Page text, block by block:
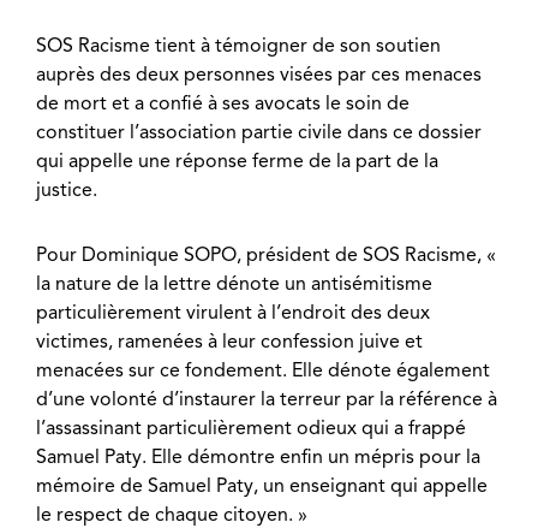
SOS Racisme tient à témoigner de son soutien
auprès des deux personnes visées par ces menaces
de mort et a confié à ses avocats le soin de
constituer l’association partie civile dans ce dossier
qui appelle une réponse ferme de la part de la
justice.
Pour Dominique SOPO, président de SOS Racisme, «
la nature de la lettre dénote un antisémitisme
particulièrement virulent à l’endroit des deux
victimes, ramenées à leur confession juive et
menacées sur ce fondement. Elle dénote également
d’une volonté d’instaurer la terreur par la référence à
l’assassinant particulièrement odieux qui a frappé
Samuel Paty. Elle démontre enfin un mépris pour la
mémoire de Samuel Paty, un enseignant qui appelle
le respect de chaque citoyen. »